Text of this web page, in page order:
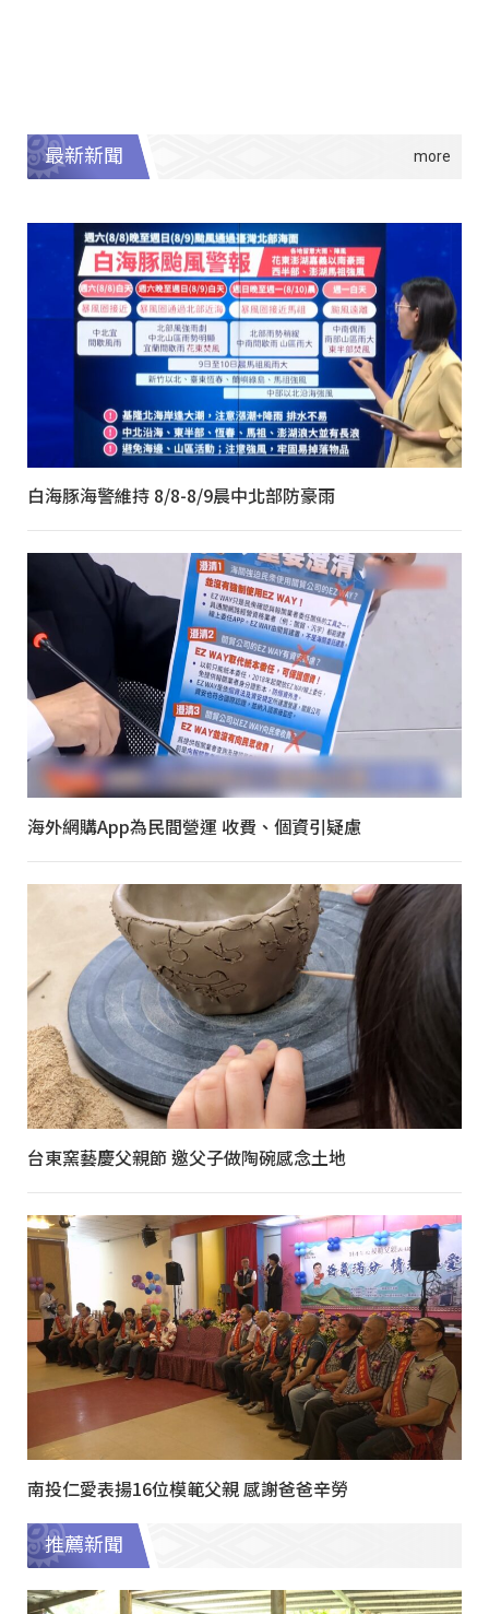
最新新聞
白海豚海警維持 8/8-8/9晨中北部防豪雨
海外網購App為民間營運 收費、個資引疑慮
台東窯藝慶父親節 邀父子做陶碗感念土地
南投仁愛表揚16位模範父親 感謝爸爸辛勞
推薦新聞